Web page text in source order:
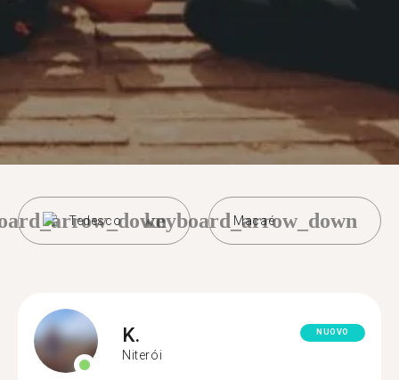
Tedesco Macaé
keyboard_arrow_down
K.
Niterói
NUOVO